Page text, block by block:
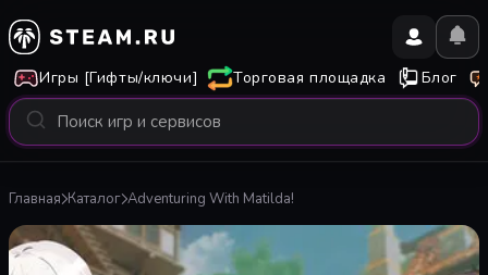
Игры [Гифты/ключи] Торговая площадка Блог
Главная Каталог Adventuring With Matilda!